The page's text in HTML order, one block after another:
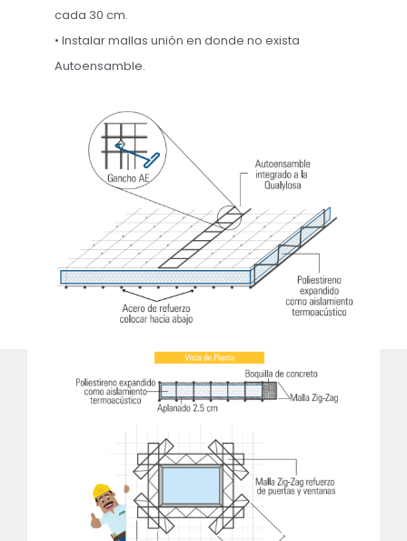
cada 30 cm.
• Instalar mallas unión en donde no exista
Autoensamble.